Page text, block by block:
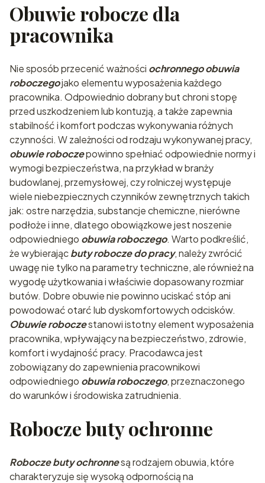
Obuwie robocze dla
pracownika
Nie sposób przecenić ważności ochronnego obuwia
roboczegojako elementu wyposażenia każdego
pracownika. Odpowiednio dobrany but chroni stopę
przed uszkodzeniem lub kontuzją, a także zapewnia
stabilność i komfort podczas wykonywania różnych
czynności. W zależności od rodzaju wykonywanej pracy,
obuwie roboczepowinno spełniać odpowiednie normy i
wymogi bezpieczeństwa, na przykład w branży
budowlanej, przemysłowej, czy rolniczej występuje
wiele niebezpiecznych czynników zewnętrznych takich
jak: ostre narzędzia, substancje chemiczne, nierówne
podłoże i inne, dlatego obowiązkowe jest noszenie
odpowiedniego obuwia roboczego. Warto podkreślić,
że wybierającbuty robocze do pracy, należy zwrócić
uwagę nie tylko na parametry techniczne, ale również na
wygodę użytkowania i właściwie dopasowany rozmiar
butów. Dobre obuwie nie powinno uciskać stóp ani
powodować otarć lub dyskomfortowych odcisków.
Obuwie roboczestanowi istotny element wyposażenia
pracownika, wpływający na bezpieczeństwo, zdrowie,
komfort i wydajność pracy. Pracodawca jest
zobowiązany do zapewnienia pracownikowi
odpowiedniego obuwia roboczego, przeznaczonego
do warunków i środowiska zatrudnienia.
Robocze buty ochronne
Robocze buty ochronnesą rodzajem obuwia, które
charakteryzuje się wysoką odpornością na